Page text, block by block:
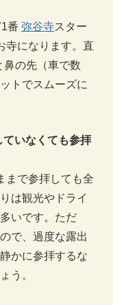
番 弥谷寺スター
寺になります。直
鼻の先（車で数
トでスムーズに
いなくても参拝
まで参拝しても全
は観光やドライ
いです。ただ
で、過度な露出
かに参拝するな
う。